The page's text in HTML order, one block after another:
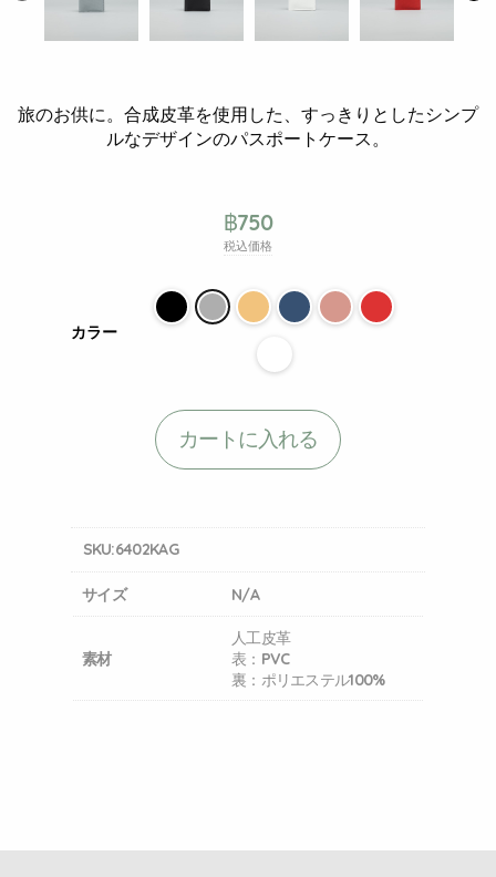
旅のお供に。合成皮革を使用した、すっきりとしたシンプ
ルなデザインのパスポートケース。
฿750
税込価格
カラー
カートに入れる
SKU:6402KAG
サイズ N/A
素材
人工皮革
表：PVC
裏：ポリエステル100%